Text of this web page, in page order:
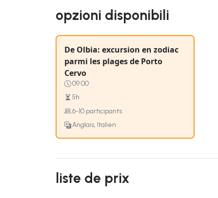
opzioni disponibili
De Olbia: excursion en zodiac
parmi les plages de Porto
Cervo
09:00
5h
6-10 participants
Anglais, Italien
liste de prix